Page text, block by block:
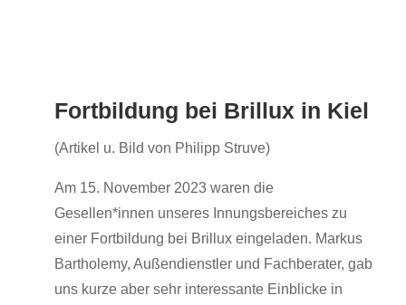
Fortbildung bei Brillux in Kiel
(Artikel u. Bild von Philipp Struve)
Am 15. November 2023 waren die
Gesellen*innen unseres Innungsbereiches zu
einer Fortbildung bei Brillux eingeladen. Markus
Bartholemy, Außendienstler und Fachberater, gab
uns kurze aber sehr interessante Einblicke in